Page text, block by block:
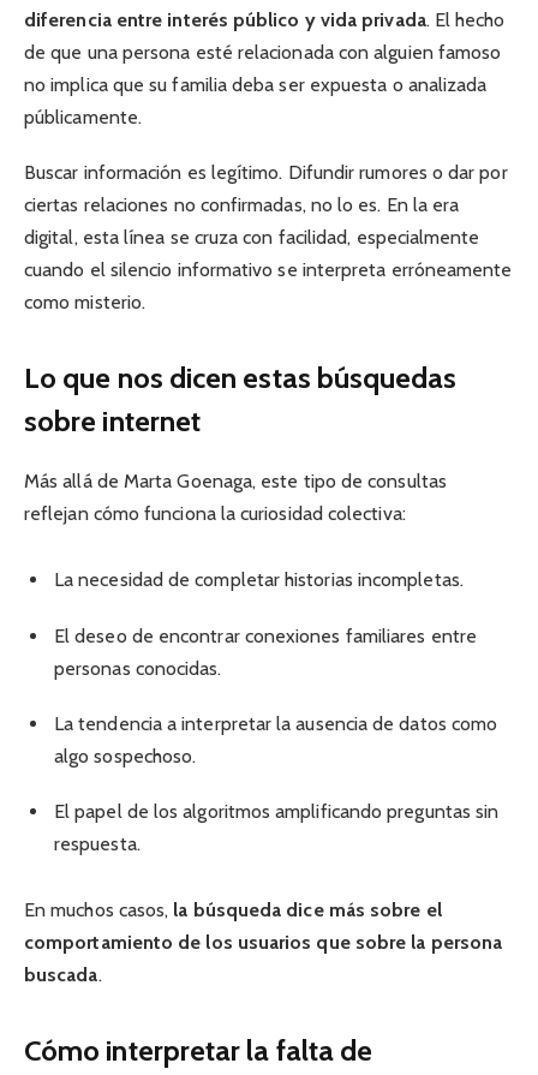
diferencia entre interés público y vida privada. El hecho
de que una persona esté relacionada con alguien famoso
no implica que su familia deba ser expuesta o analizada
públicamente.
Buscar información es legítimo. Difundir rumores o dar por
ciertas relaciones no confirmadas, no lo es. En la era
digital, esta línea se cruza con facilidad, especialmente
cuando el silencio informativo se interpreta erróneamente
como misterio.
Lo que nos dicen estas búsquedas
sobre internet
Más allá de Marta Goenaga, este tipo de consultas
reflejan cómo funciona la curiosidad colectiva:
La necesidad de completar historias incompletas.
El deseo de encontrar conexiones familiares entre
personas conocidas.
La tendencia a interpretar la ausencia de datos como
algo sospechoso.
El papel de los algoritmos amplificando preguntas sin
respuesta.
En muchos casos, la búsqueda dice más sobre el
comportamiento de los usuarios que sobre la persona
buscada.
Cómo interpretar la falta de